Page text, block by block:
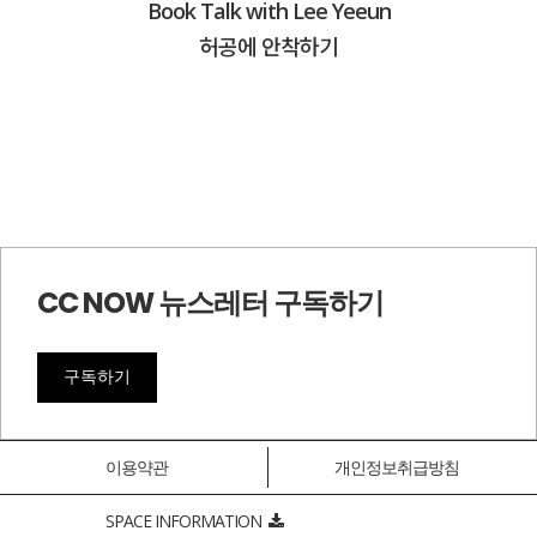
Book Talk with Lee Yeeun
허공에 안착하기
CC NOW 뉴스레터 구독하기
구독하기
이용약관 개인정보취급방침
SPACE INFORMATION